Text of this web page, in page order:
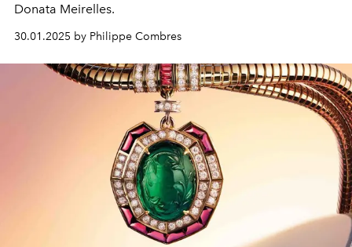
Donata Meirelles.
30.01.2025 by Philippe Combres